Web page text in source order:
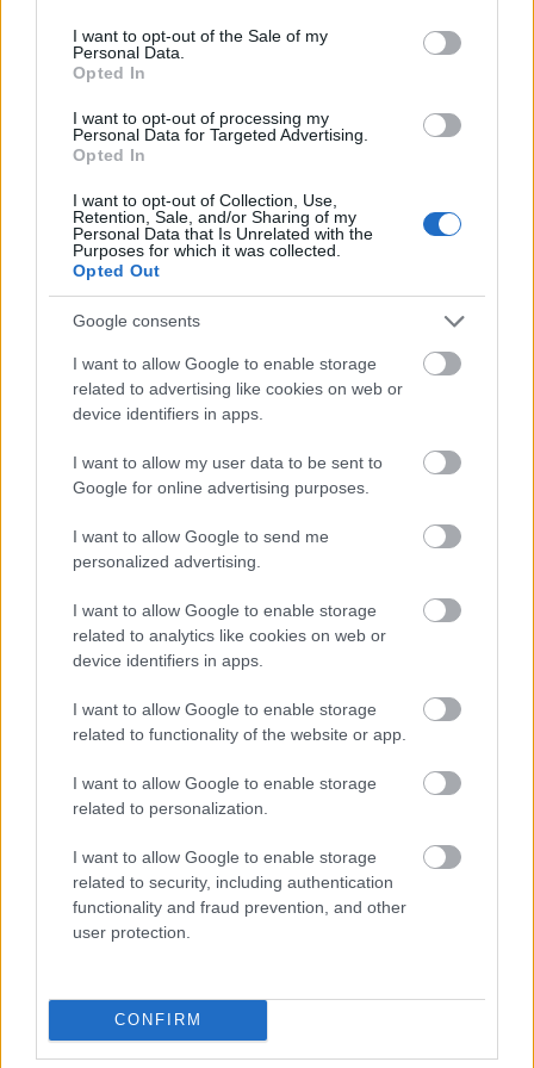
consent section.
I want to opt-out of the Sale of my
Personal Data.
Opted In
I want to opt-out of processing my
Personal Data for Targeted Advertising.
Opted In
I want to opt-out of Collection, Use,
Retention, Sale, and/or Sharing of my
Personal Data that Is Unrelated with the
Purposes for which it was collected.
Opted Out
Google consents
I want to allow Google to enable storage
related to advertising like cookies on web or
device identifiers in apps.
I want to allow my user data to be sent to
Google for online advertising purposes.
I want to allow Google to send me
personalized advertising.
I want to allow Google to enable storage
related to analytics like cookies on web or
device identifiers in apps.
I want to allow Google to enable storage
related to functionality of the website or app.
I want to allow Google to enable storage
related to personalization.
I want to allow Google to enable storage
related to security, including authentication
functionality and fraud prevention, and other
user protection.
CONFIRM
B. Capelluti•2013. február 08.
A kvalifikációval és egy itthon elképzelhetetlenül
nézőbarát gyorsaságival elkezdődött az idei Svéd
Rali. Úgy tűnik Loeb ezt is komolyan veszi. Az FIA
hivatalos beharangozó videója Az egyik kedvenc
ott. Vannak ugyan svéd…
shaperzrally•2012. február 19.
Ez a második kísérletem, hogy szavakba öntsem a
múlt hétvégi látogatásomat Svédországban. Az első
még mindig megvan a gépemen, de félbehagytam,
mert nem olyat akartam írni, amilyenné az